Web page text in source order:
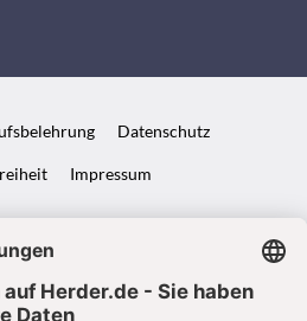
Datenschutz
Impressum